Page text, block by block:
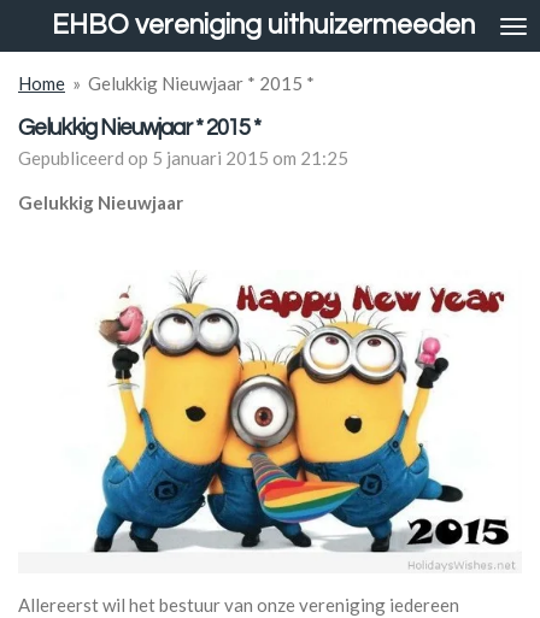
direct
naar
hoofdinhoud
EHBO vereniging uithuizermeeden
Home » Gelukkig Nieuwjaar * 2015 *
Gelukkig Nieuwjaar * 2015 *
Gepubliceerd op 5 januari 2015 om 21:25
Gelukkig Nieuwjaar
Allereerst wil het bestuur van onze vereniging iedereen